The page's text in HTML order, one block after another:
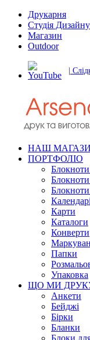
Друкарня
Студія Дизайну
Магазин
Outdoor
|
НАШ
ПОРТФОЛІО
Календарі
Карти
Каталоги
Конверти
Папки
Упаковка
ЩО МИ
Анкети
Бейджі
Бірки
Бланки
Блоки